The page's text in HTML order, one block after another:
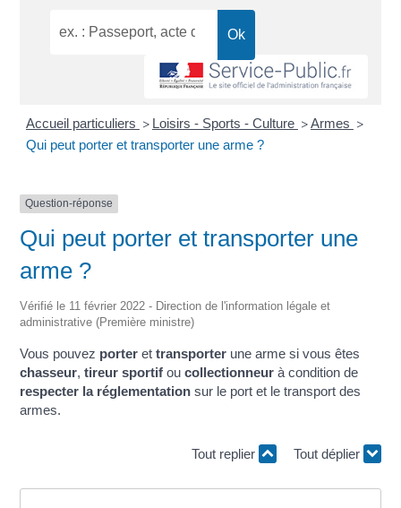
Accueil particuliers > Loisirs - Sports - Culture >Armes >
Qui peut porter et transporter une arme ?
Question-réponse
Qui peut porter et transporter une
arme ?
Vérifié le 11 février 2022 - Direction de l'information légale et
administrative (Première ministre)
Vous pouvez porter ettransporter une arme si vous êtes
chasseur,tireur sportif oucollectionneur à condition de
respecter la réglementation sur le port et le transport des
armes.
Tout replier Tout déplier